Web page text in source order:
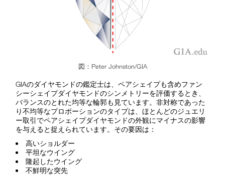
図：Peter Johnston/GIA
GIAのダイヤモンドの鑑定士は、ペアシェイプも含めファン
シーシェイプダイヤモンドのシンメトリーを評価するとき、
バランスのとれた均等な輪郭も見ています。非対称であった
り不均等なプロポーションのタイプは、ほとんどのジュエリ
ー取引でペアシェイプダイヤモンドの外観にマイナスの影響
を与えると捉えられています。その要因は：
高いショルダー
平坦なウイング
隆起したウイング
不鮮明な突先